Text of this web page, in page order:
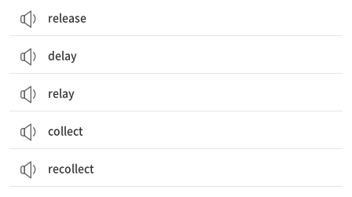
release
delay
relay
collect
recollect